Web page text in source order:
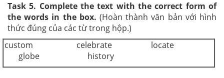
Task 5. Complete the text with the correct form of
the words in the box. (Hoàn thành văn bản với hình
thức đúng của các từ trong hộp.)
custom celebrate locate
globe history